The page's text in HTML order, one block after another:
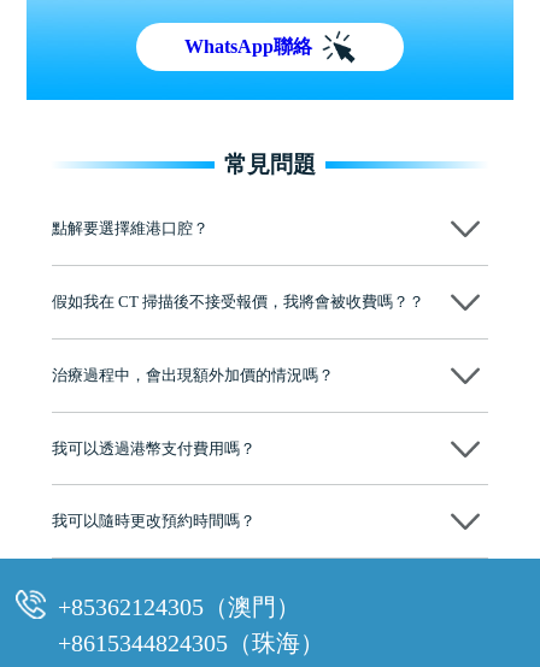
WhatsApp聯絡
常見問題
點解要選擇維港口腔？
牌」、「2025香港企業領袖品牌」，是諾貝爾種植系統全球放心植牙中
至今已服務超過三十個國家和地區的顧客，受到粵港澳大灣區及周邊城
有咨詢及服務保障中心，有任何問題都可以隨時預約免費咨詢，讓人十
假如我在 CT 掃描後不接受報價，我將會被收費嗎？？
治療過程中，會出現額外加價的情況嗎？
我可以透過港幣支付費用嗎？
可以。維港口腔會按照當日匯率轉算收取費用，而匯率會及時告知客人
我可以隨時更改預約時間嗎？
+85362124305（澳門）
+8615344824305（珠海）